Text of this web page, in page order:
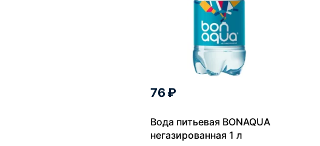
76 ₽
Вода питьевая BONAQUA
негазированная 1 л